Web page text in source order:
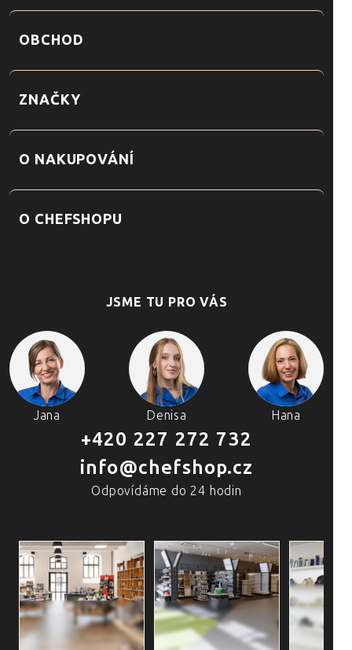
OBCHOD
ZNAČKY
O NAKUPOVÁNÍ
O CHEFSHOPU
JSME TU PRO VÁS
Jana Denisa Hana
+420 227 272 732
info@chefshop.cz
Odpovídáme do 24 hodin